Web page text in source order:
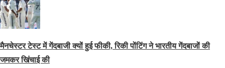
मैनचेस्टर टेस्ट में गेंदबाजी क्यों हुई फीकी, रिकी पोंटिंग ने भारतीय गेंदबाजों की
जमकर खिंचाई की